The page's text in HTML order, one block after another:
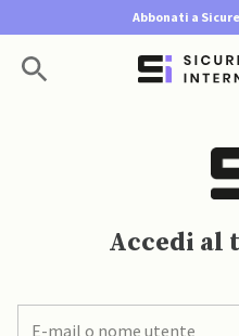
Abbonati a
Accedi al